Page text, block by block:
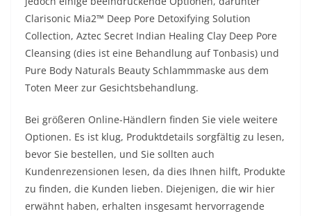
Clarisonic Mia2™ Deep Pore Detoxifying Solution
Collection, Aztec Secret Indian Healing Clay Deep Pore
Cleansing (dies ist eine Behandlung auf Tonbasis) und
Pure Body Naturals Beauty Schlammmaske aus dem
Toten Meer zur Gesichtsbehandlung.
Bei größeren Online-Händlern finden Sie viele weitere
Optionen. Es ist klug, Produktdetails sorgfältig zu lesen,
bevor Sie bestellen, und Sie sollten auch
Kundenrezensionen lesen, da dies Ihnen hilft, Produkte
zu finden, die Kunden lieben. Diejenigen, die wir hier
erwähnt haben, erhalten insgesamt hervorragende